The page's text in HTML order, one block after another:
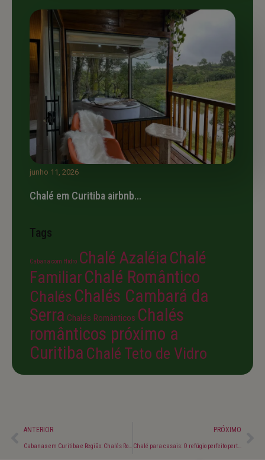
junho 11, 2026
Chalé em Curitiba airbnb…
Tags
Cabana com Hidro Chalé Azaléia Chalé
FamiliarChalé Romântico
Chalés Chalés Cambará da
Serra Chalés Românticos Chalés
românticos próximo a
Curitiba Chalé Teto de Vidro
ANTERIOR PRÓXIMO
Chalé para casais: O refúgio perfeito perto de Curitiba